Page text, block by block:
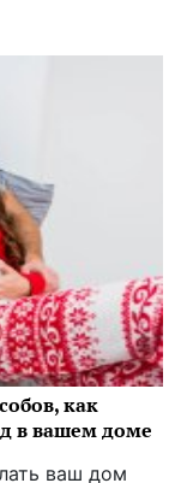
как
в вашем доме
ваш дом